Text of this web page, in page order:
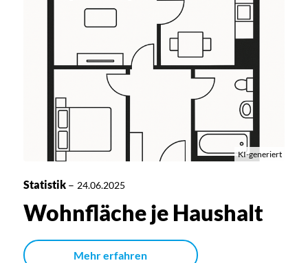
KI-generiert
Statistik– 24.06.2025
Wohnfläche je Haushalt
Mehr erfahren